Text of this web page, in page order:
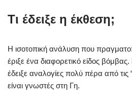
Τι έδειξε η έκθεση;
Η ισοτοπική ανάλυση που
έριξε ένα διαφορετικό είδος
έδειξε αναλογίες πολύ πέρα ​​από τις
είναι γνωστές στη Γη.